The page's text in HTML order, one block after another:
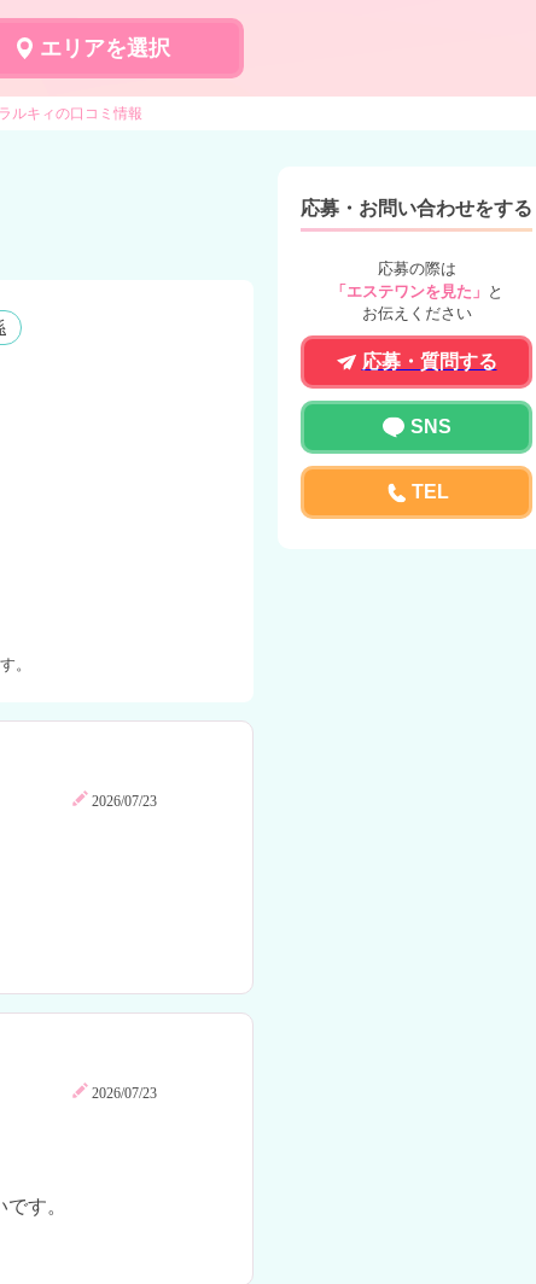
エリアを選択
ラルキィの口コミ情報
応募・お問い合わせをする
応募の際は
「エステワンを見た」 と
お伝えください
応募・質問する
SNS
TEL
。
2026/07/23
2026/07/23
す。